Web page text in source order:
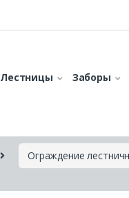
Лестницы Заборы
Ограждение